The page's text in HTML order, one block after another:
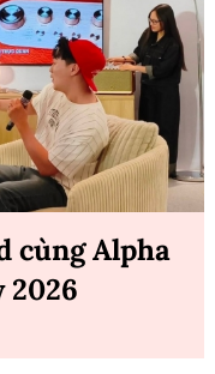
cùng Alpha
2026